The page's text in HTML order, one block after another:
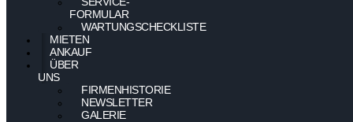
FORMULAR
WARTUNGSCHECKLISTE
MIETEN
ANKAUF
ÜBER
UNS
FIRMENHISTORIE
NEWSLETTER
GALERIE